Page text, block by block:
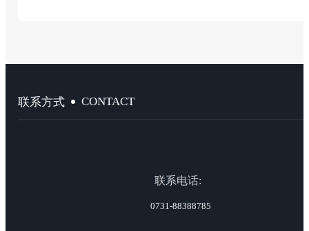
联系方式 CONTACT
联系电话:
0731-88388785